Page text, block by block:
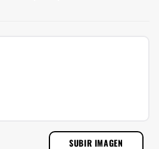
SUBIR IMAGEN